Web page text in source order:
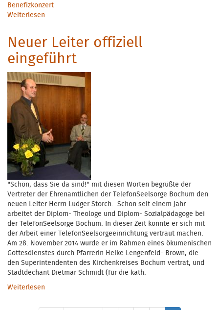
Benefizkonzert
Weiterlesen
Neuer Leiter offiziell
eingeführt
"Schön, dass Sie da sind!" mit diesen Worten begrüßte der
Vertreter der Ehrenamtlichen der TelefonSeelsorge Bochum den
neuen Leiter Herrn Ludger Storch. Schon seit einem Jahr
arbeitet der Diplom- Theologe und Diplom- Sozialpädagoge bei
der TelefonSeelsorge Bochum. In dieser Zeit konnte er sich mit
der Arbeit einer TelefonSeelsorgeeinrichtung vertraut machen.
Am 28. November 2014 wurde er im Rahmen eines ökumenischen
Gottesdienstes durch Pfarrerin Heike Lengenfeld- Brown, die
den Superintendenten des Kirchenkreises Bochum vertrat, und
Stadtdechant Dietmar Schmidt (für die kath.
Weiterlesen